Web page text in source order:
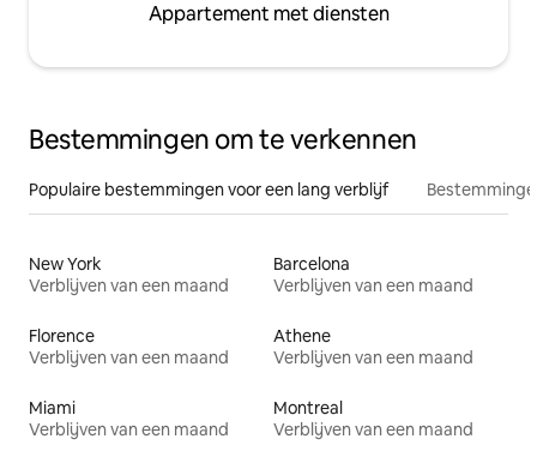
Appartement met diensten
Bestemmingen om te verkennen
Populaire bestemmingen voor een lang verblijf
New York
Verblijven van een maand
Barcelona
Verblijven van een maand
Florence
Verblijven van een maand
Athene
Verblijven van een maand
Miami
Verblijven van een maand
Montreal
Verblijven van een maand